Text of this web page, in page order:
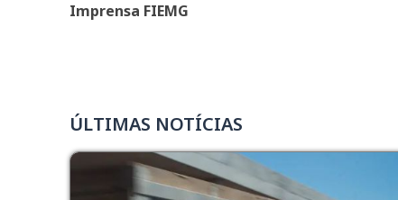
Imprensa FIEMG
ÚLTIMAS NOTÍCIAS